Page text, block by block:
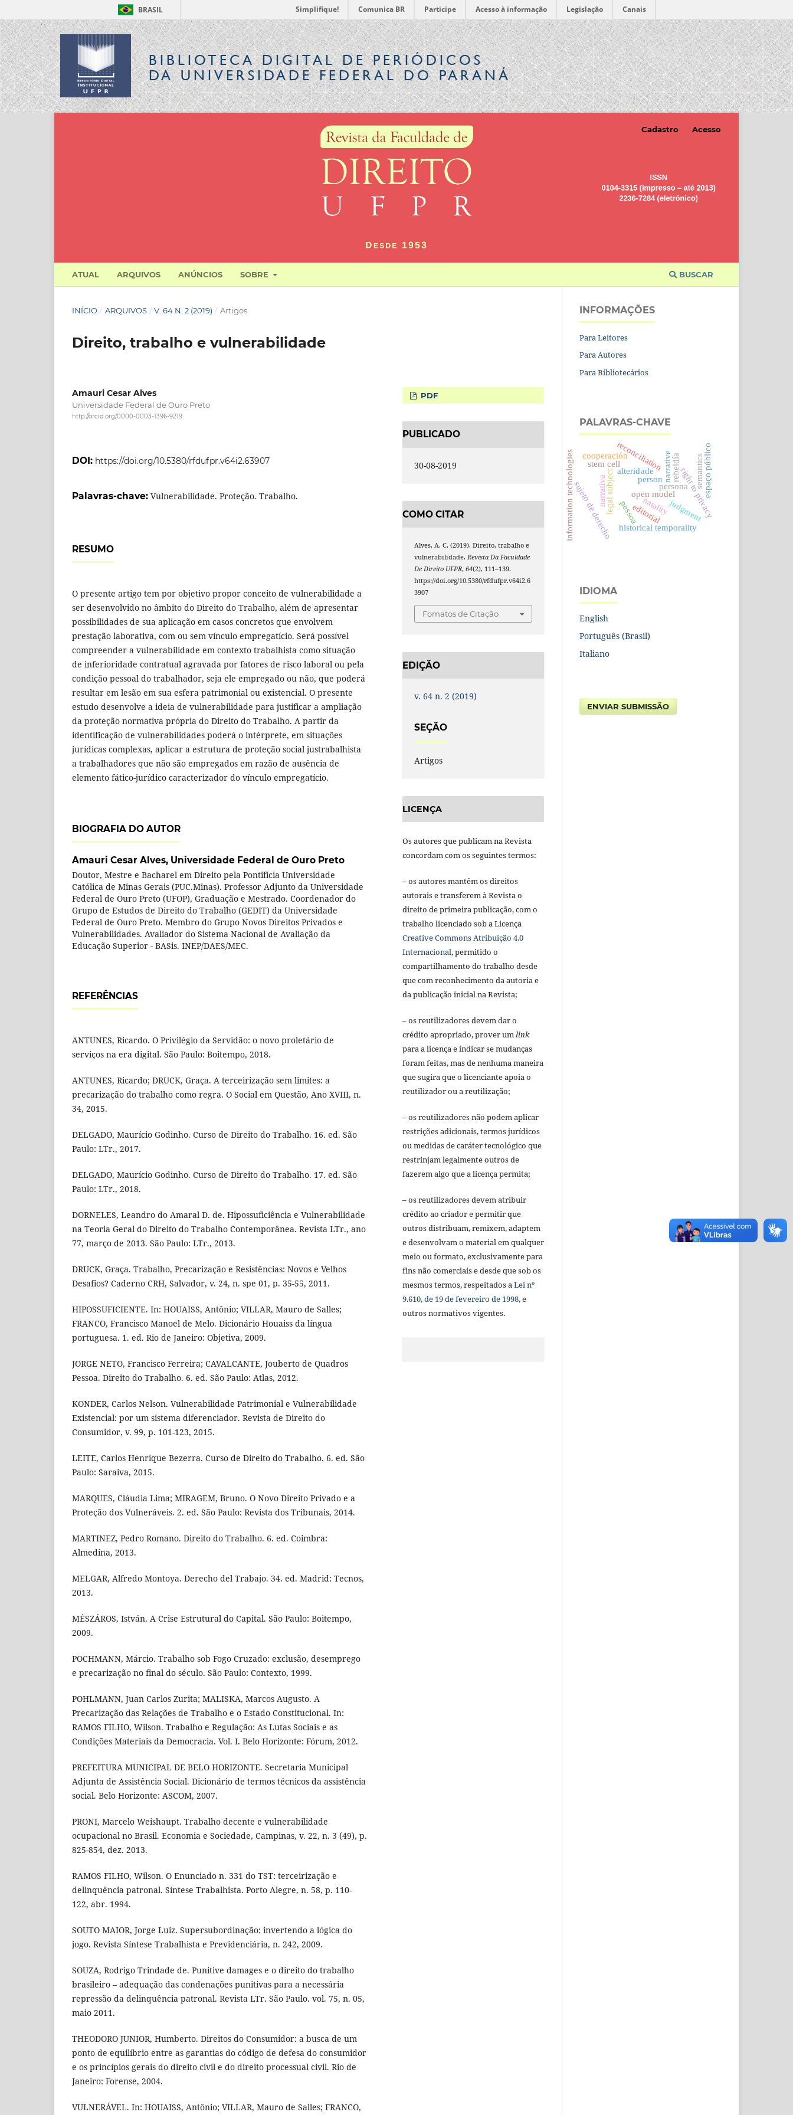
BRASIL Simplifique! Comunica BR Participe Acesso à informação Legislação Canais
BIBLIOTECA DIGITALDE PERIÓDICOS
DA UNIVERSIDADE FEDERAL DO PARANÁ
ATUAL ARQUIVOS ANÚNCIOS SOBRE BUSCAR
Cadastro Acesso
INÍCIO / ARQUIVOS / V. 64 N. 2 (2019) / Artigos
Direito, trabalho e vulnerabilidade
Amauri Cesar Alves
Universidade Federal de Ouro Preto
http://orcid.org/0000-0003-1396-9219
DOI: https://doi.org/10.5380/rfdufpr.v64i2.63907
Palavras-chave: Vulnerabilidade. Proteção. Trabalho.
RESUMO
O presente artigo tem por objetivo propor conceito de vulnerabilidade a
ser desenvolvido no âmbito do Direito do Trabalho, além de apresentar
possibilidades de sua aplicação em casos concretos que envolvem
prestação laborativa, com ou sem vínculo empregatício. Será possível
compreender a vulnerabilidade em contexto trabalhista como situação
de inferioridade contratual agravada por fatores de risco laboral ou pela
condição pessoal do trabalhador, seja ele empregado ou não, que poderá
resultar em lesão em sua esfera patrimonial ou existencial. O presente
estudo desenvolve a ideia de vulnerabilidade para justificar a ampliação
da proteção normativa própria do Direito do Trabalho. A partir da
identificação de vulnerabilidades poderá o intérprete, em situações
jurídicas complexas, aplicar a estrutura de proteção social justrabalhista
a trabalhadores que não são empregados em razão de ausência de
elemento fático-jurídico caracterizador do vínculo empregatício.
BIOGRAFIA DO AUTOR
Amauri Cesar Alves, Universidade Federal de Ouro Preto
Doutor, Mestre e Bacharel em Direito pela Pontifícia Universidade
Católica de Minas Gerais (PUC.Minas). Professor Adjunto da Universidade
Federal de Ouro Preto (UFOP), Graduação e Mestrado. Coordenador do
Grupo de Estudos de Direito do Trabalho (GEDIT) da Universidade
Federal de Ouro Preto. Membro do Grupo Novos Direitos Privados e
Vulnerabilidades. Avaliador do Sistema Nacional de Avaliação da
Educação Superior - BASis. INEP/DAES/MEC.
REFERÊNCIAS
ANTUNES, Ricardo. O Privilégio da Servidão: o novo proletário de
serviços na era digital. São Paulo: Boitempo, 2018.
ANTUNES, Ricardo; DRUCK, Graça. A terceirização sem limites: a
precarização do trabalho como regra. O Social em Questão, Ano XVIII, n.
34, 2015.
DELGADO, Maurício Godinho. Curso de Direito do Trabalho. 16. ed. São
Paulo: LTr., 2017.
DELGADO, Maurício Godinho. Curso de Direito do Trabalho. 17. ed. São
Paulo: LTr., 2018.
DORNELES, Leandro do Amaral D. de. Hipossuficiência e Vulnerabilidade
na Teoria Geral do Direito do Trabalho Contemporânea. Revista LTr., ano
77, março de 2013. São Paulo: LTr., 2013.
DRUCK, Graça. Trabalho, Precarização e Resistências: Novos e Velhos
Desafios? Caderno CRH, Salvador, v. 24, n. spe 01, p. 35-55, 2011.
HIPOSSUFICIENTE. In: HOUAISS, Antônio; VILLAR, Mauro de Salles;
FRANCO, Francisco Manoel de Melo. Dicionário Houaiss da língua
portuguesa. 1. ed. Rio de Janeiro: Objetiva, 2009.
JORGE NETO, Francisco Ferreira; CAVALCANTE, Jouberto de Quadros
Pessoa. Direito do Trabalho. 6. ed. São Paulo: Atlas, 2012.
KONDER, Carlos Nelson. Vulnerabilidade Patrimonial e Vulnerabilidade
Existencial: por um sistema diferenciador. Revista de Direito do
Consumidor, v. 99, p. 101-123, 2015.
LEITE, Carlos Henrique Bezerra. Curso de Direito do Trabalho. 6. ed. São
Paulo: Saraiva, 2015.
MARQUES, Cláudia Lima; MIRAGEM, Bruno. O Novo Direito Privado e a
Proteção dos Vulneráveis. 2. ed. São Paulo: Revista dos Tribunais, 2014.
MARTINEZ, Pedro Romano. Direito do Trabalho. 6. ed. Coimbra:
Almedina, 2013.
MELGAR, Alfredo Montoya. Derecho del Trabajo. 34. ed. Madrid: Tecnos,
2013.
MÉSZÁROS, István. A Crise Estrutural do Capital. São Paulo: Boitempo,
2009.
POCHMANN, Márcio. Trabalho sob Fogo Cruzado: exclusão, desemprego
e precarização no final do século. São Paulo: Contexto, 1999.
POHLMANN, Juan Carlos Zurita; MALISKA, Marcos Augusto. A
Precarização das Relações de Trabalho e o Estado Constitucional. In:
RAMOS FILHO, Wilson. Trabalho e Regulação: As Lutas Sociais e as
Condições Materiais da Democracia. Vol. I. Belo Horizonte: Fórum, 2012.
PREFEITURA MUNICIPAL DE BELO HORIZONTE. Secretaria Municipal
Adjunta de Assistência Social. Dicionário de termos técnicos da assistência
social. Belo Horizonte: ASCOM, 2007.
PRONI, Marcelo Weishaupt. Trabalho decente e vulnerabilidade
ocupacional no Brasil. Economia e Sociedade, Campinas, v. 22, n. 3 (49), p.
825-854, dez. 2013.
RAMOS FILHO, Wilson. O Enunciado n. 331 do TST: terceirização e
delinquência patronal. Síntese Trabalhista. Porto Alegre, n. 58, p. 110-
122, abr. 1994.
SOUTO MAIOR, Jorge Luiz. Supersubordinação: invertendo a lógica do
jogo. Revista Síntese Trabalhista e Previdenciária, n. 242, 2009.
SOUZA, Rodrigo Trindade de. Punitive damages e o direito do trabalho
brasileiro – adequação das condenações punitivas para a necessária
repressão da delinquência patronal. Revista LTr. São Paulo. vol. 75, n. 05,
maio 2011.
THEODORO JUNIOR, Humberto. Direitos do Consumidor: a busca de um
ponto de equilíbrio entre as garantias do código de defesa do consumidor
e os princípios gerais do direito civil e do direito processual civil. Rio de
Janeiro: Forense, 2004.
VULNERÁVEL. In: HOUAISS, Antônio; VILLAR, Mauro de Salles; FRANCO,
PDF
PUBLICADO
30-08-2019
COMO CITAR
Alves, A. C. (2019). Direito, trabalho e
vulnerabilidade.Revista Da Faculdade
De Direito UFPR,64(2), 111–139.
https://doi.org/10.5380/rfdufpr.v64i2.6
3907
Fomatos de Citação
EDIÇÃO
v. 64 n. 2 (2019)
SEÇÃO
Artigos
LICENÇA
Os autores que publicam na Revista
concordam com os seguintes termos:
– os autores mantêm os direitos
autorais e transferem à Revista o
direito de primeira publicação, com o
trabalho licenciado sob a Licença
Creative Commons Atribuição 4.0
Internacional, permitido o
compartilhamento do trabalho desde
que com reconhecimento da autoria e
da publicação inicial na Revista;
– os reutilizadores devem dar o
crédito apropriado, prover um link
para a licença e indicar se mudanças
foram feitas, mas de nenhuma maneira
que sugira que o licenciante apoia o
reutilizador ou a reutilização;
– os reutilizadores não podem aplicar
restrições adicionais, termos jurídicos
ou medidas de caráter tecnológico que
restrinjam legalmente outros de
fazerem algo que a licença permita;
– os reutilizadores devem atribuir
crédito ao criador e permitir que
outros distribuam, remixem, adaptem
e desenvolvam o material em qualquer
meio ou formato, exclusivamente para
fins não comerciais e desde que sob os
mesmos termos, respeitados aLei nº
9.610, de 19 de fevereiro de 1998, e
outros normativos vigentes.
INFORMAÇÕES
Para Leitores
Para Autores
Para Bibliotecários
PALAVRAS-CHAVE
editorial
open model
person
legal subject
historical temporality
persona
sujeto de derecho
information technologies right to privacy
stem cell narrative
reconciliation
natalityjudgment
narrativa espaço público
alteridade
pessoa
semantics
cooperación rebeldía
IDIOMA
English
Português (Brasil)
Italiano
ENVIAR SUBMISSÃO